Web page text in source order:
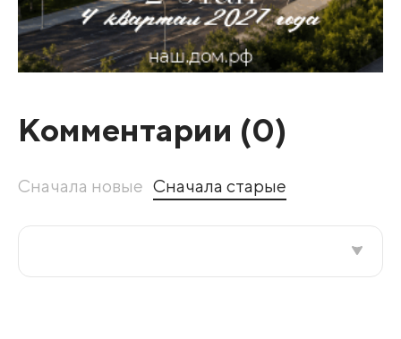
Комментарии (0)
Сначала новые Сначала старые